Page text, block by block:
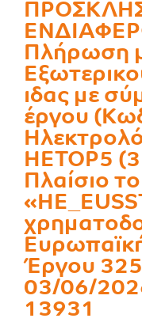
Πλήρωση
ιδας με
έργου
HETOP5
Πλαίσιο
Έργου
03/06/
13931